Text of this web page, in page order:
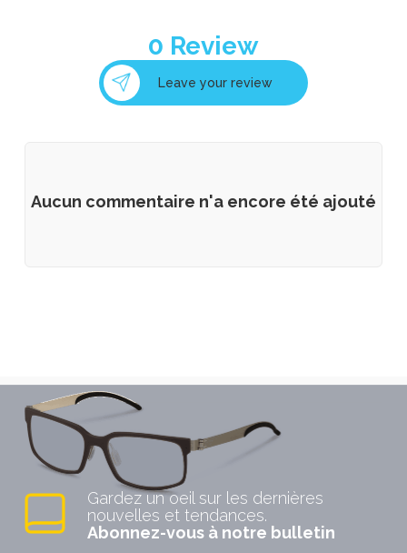
Marc O'Polo Eyewear
0 Review
Leave your review
Aucun commentaire n'a encore été ajouté
Gardez un oeil sur les dernières
nouvelles et tendances.
Abonnez-vous à notre bulletin